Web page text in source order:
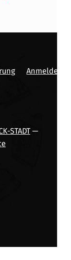
Anmelden
STADT—